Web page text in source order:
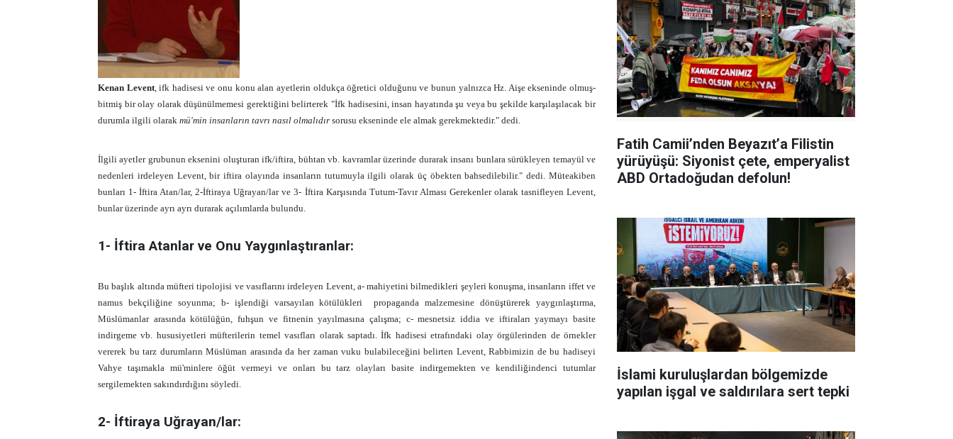
Kenan Levent, ifk hadisesi ve onu konu alan ayetlerin oldukça öğretici olduğunu ve bunun yalnızca Hz. Aişe ekseninde olmuş-
bitmiş bir olay olarak düşünülmemesi gerektiğini belirterek "İfk hadisesini, insan hayatında şu veya bu şekilde karşılaşılacak bir
durumla ilgili olarak mü'min insanların tavrı nasıl olmalıdır sorusu ekseninde ele almak gerekmektedir." dedi.
İlgili ayetler grubunun eksenini oluşturan ifk/iftira, bühtan vb. kavramlar üzerinde durarak insanı bunlara sürükleyen temayül ve
nedenleri irdeleyen Levent, bir iftira olayında insanların tutumuyla ilgili olarak üç öbekten bahsedilebilir." dedi. Müteakiben
bunları 1- İftira Atan/lar, 2-İftiraya Uğrayan/lar ve 3- İftira Karşısında Tutum-Tavır Alması Gerekenler olarak tasnifleyen Levent,
bunlar üzerinde ayrı ayrı durarak açılımlarda bulundu.
1- İftira Atanlar ve Onu Yaygınlaştıranlar:
Bu başlık altında müfteri tipolojisi ve vasıflarını irdeleyen Levent, a- mahiyetini bilmedikleri şeyleri konuşma, insanların iffet ve
namus bekçiliğine soyunma; b- işlendiği varsayılan kötülükleri propaganda malzemesine dönüştürerek yaygınlaştırma,
Müslümanlar arasında kötülüğün, fuhşun ve fitnenin yayılmasına çalışma; c- mesnetsiz iddia ve iftiraları yaymayı basite
indirgeme vb. hususiyetleri müfterilerin temel vasıfları olarak saptadı. İfk hadisesi etrafındaki olay örgülerinden de örnekler
vererek bu tarz durumların Müslüman arasında da her zaman vuku bulabileceğini belirten Levent, Rabbimizin de bu hadiseyi
Vahye taşımakla mü'minlere öğüt vermeyi ve onları bu tarz olayları basite indirgemekten ve kendiliğindenci tutumlar
sergilemekten sakındırdığını söyledi.
2- İftiraya Uğrayan/lar:
Fatih Camii’nden Beyazıt’a Filistin
yürüyüşü: Siyonist çete, emperyalist
ABD Ortadoğudan defolun!
İslami kuruluşlardan bölgemizde
yapılan işgal ve saldırılara sert tepki